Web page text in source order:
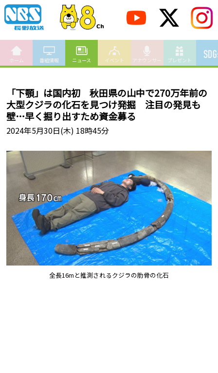
ホーム 番組情報 ニュース イベント アナウンサー プレゼント
「下顎」は国内初 秋田県の山中で270万年前の
大型クジラの化石を見つけ発掘 注目の発見も
壁…早く掘り出すため資金募る
2024年5月30日(木) 18時45分
全長16mと推測されるクジラの肋骨の化石